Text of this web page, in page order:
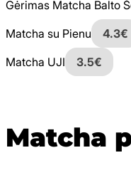
Gėrimas Matcha Balto
Matcha su Pienu
4.3€
Matcha UJI
3.5€
Matcha